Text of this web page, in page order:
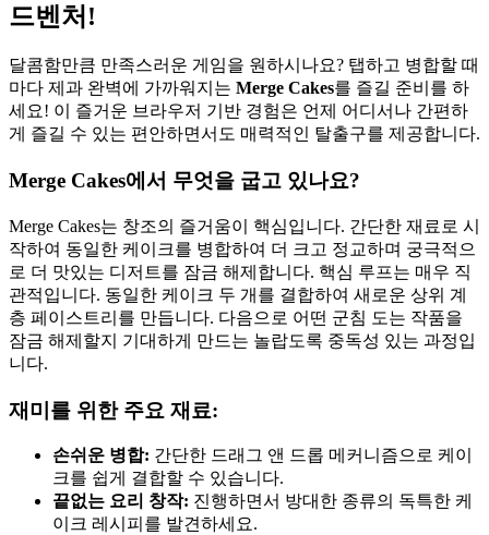
드벤처!
달콤함만큼 만족스러운 게임을 원하시나요? 탭하고 병합할 때
마다 제과 완벽에 가까워지는 Merge Cakes를 즐길 준비를 하
세요! 이 즐거운 브라우저 기반 경험은 언제 어디서나 간편하
게 즐길 수 있는 편안하면서도 매력적인 탈출구를 제공합니다.
Merge Cakes에서 무엇을 굽고 있나요?
Merge Cakes는 창조의 즐거움이 핵심입니다. 간단한 재료로 시
작하여 동일한 케이크를 병합하여 더 크고 정교하며 궁극적으
로 더 맛있는 디저트를 잠금 해제합니다. 핵심 루프는 매우 직
관적입니다. 동일한 케이크 두 개를 결합하여 새로운 상위 계
층 페이스트리를 만듭니다. 다음으로 어떤 군침 도는 작품을
잠금 해제할지 기대하게 만드는 놀랍도록 중독성 있는 과정입
니다.
재미를 위한 주요 재료:
손쉬운 병합: 간단한 드래그 앤 드롭 메커니즘으로 케이
크를 쉽게 결합할 수 있습니다.
끝없는 요리 창작: 진행하면서 방대한 종류의 독특한 케
이크 레시피를 발견하세요.